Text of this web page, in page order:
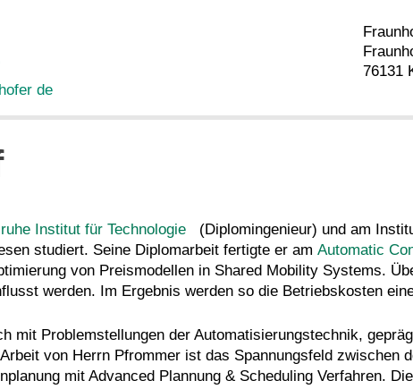
de
76131
Institut für Technologie (Diplomingenieur) und am
studiert. Seine Diplomarbeit fertigte er am Automatic
von Preismodellen in Shared Mobility Systems.
werden. Im Ergebnis werden so die Betriebskosten
mit Problemstellungen der Automatisierungstechnik,
von Herrn Pfrommer ist das Spannungsfeld zwischen
mit Advanced Plannung & Scheduling Verfahren.